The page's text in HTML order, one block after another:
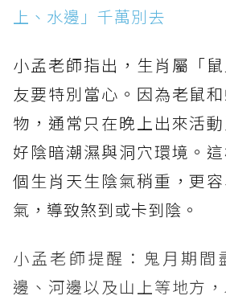
上、水邊」千萬別去
小孟老師指出，生肖屬「
友要特別當心。因為老鼠
物，通常只在晚上出來活
好陰暗潮濕與洞穴環境。
個生肖天生陰氣稍重，更
氣，導致煞到或卡到陰。
小孟老師提醒：鬼月期間
邊、河邊以及山上等地方